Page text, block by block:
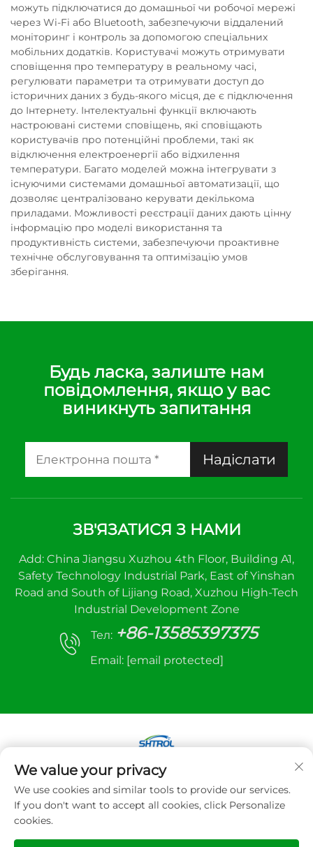
можуть підключатися до домашньої чи робочої мережі
через Wi-Fi або Bluetooth, забезпечуючи віддалений
моніторинг і контроль за допомогою спеціальних
мобільних додатків. Користувачі можуть отримувати
сповіщення про температуру в реальному часі,
регулювати параметри та отримувати доступ до
історичних даних з будь-якого місця, де є підключення
до Інтернету. Інтелектуальні функції включають
настроювані системи сповіщень, які сповіщають
користувачів про потенційні проблеми, такі як
відключення електроенергії або відхилення
температури. Багато моделей можна інтегрувати з
існуючими системами домашньої автоматизації, що
дозволяє централізовано керувати декількома
приладами. Можливості реєстрації даних дають цінну
інформацію про моделі використання та
продуктивність системи, забезпечуючи проактивне
технічне обслуговування та оптимізацію умов
зберігання.
Будь ласка, залиште нам
повідомлення, якщо у вас
виникнуть запитання
Надіслати
ЗВ'ЯЗАТИСЯ З НАМИ
Add: China Jiangsu Xuzhou 4th Floor, Building A1,
Safety Technology Industrial Park, East of Yinshan
Road and South of Lijiang Road, Xuzhou High-Tech
Industrial Development Zone
Тел: +86-13585397375
Email: [email protected]
Авторське право © 2025 Xuzhou sanhe
automatic control equipment Co., LTD. Всі права
захищено
We value your privacy
We use cookies and similar tools to provide our services.
If you don't want to accept all cookies, click Personalize
cookies.